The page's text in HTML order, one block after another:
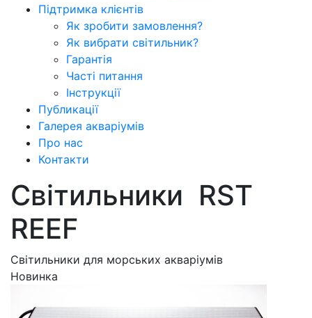
Підтримка клієнтів
Як зробити замовлення?
Як вибрати світильник?
Гарантія
Часті питання
Інструкції
Публикації
Галерея акваріумів
Про нас
Контакти
Світильники RST
REEF
Світильники для морських акваріумів
Новинка